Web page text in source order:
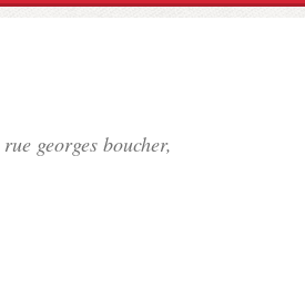
rue georges boucher,